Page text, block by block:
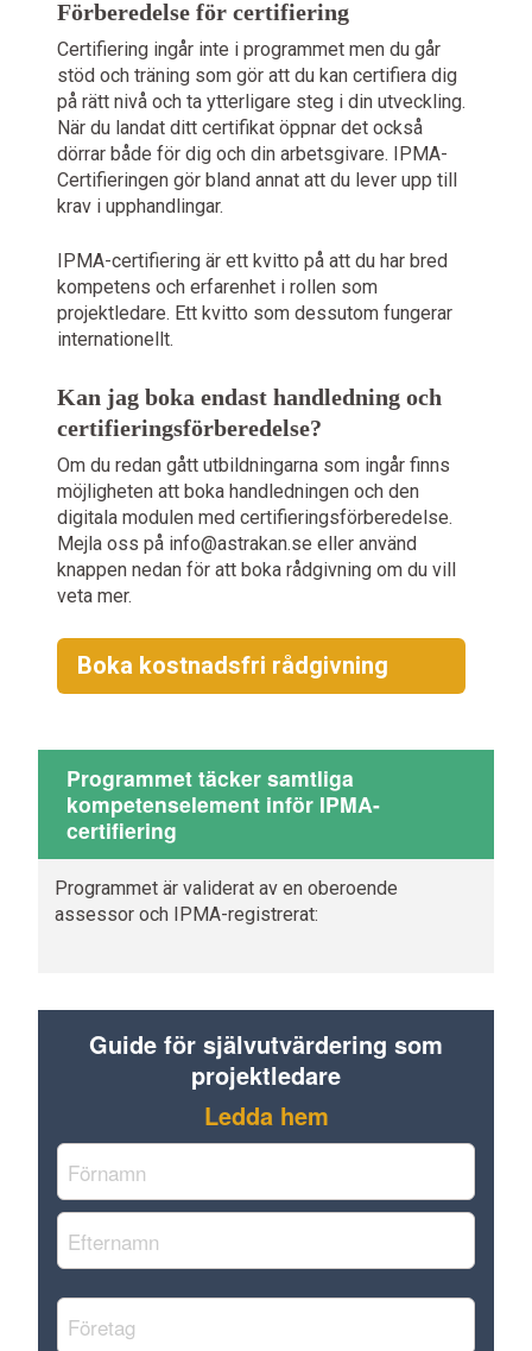
Förberedelse för certifiering
Certifiering ingår inte i programmet men du går
stöd och träning som gör att du kan certifiera dig
på rätt nivå och ta ytterligare steg i din utveckling.
När du landat ditt certifikat öppnar det också
dörrar både för dig och din arbetsgivare. IPMA-
Certifieringen gör bland annat att du lever upp till
krav i upphandlingar.
IPMA-certifiering är ett kvitto på att du har bred
kompetens och erfarenhet i rollen som
projektledare. Ett kvitto som dessutom fungerar
internationellt.
Kan jag boka endast handledning och
certifieringsförberedelse?
Om du redan gått utbildningarna som ingår finns
möjligheten att boka handledningen och den
digitala modulen med certifieringsförberedelse.
Mejla oss på info@astrakan.se eller använd
knappen nedan för att boka rådgivning om du vill
veta mer.
Boka kostnadsfri rådgivning
Programmet täcker samtliga
kompetenselement inför IPMA-
certifiering
Programmet är validerat av en oberoende
assessor och IPMA-registrerat:
Guide för självutvärdering som
projektledare
Ledda hem
Namn *
Förnamn
Efternamn
Företag